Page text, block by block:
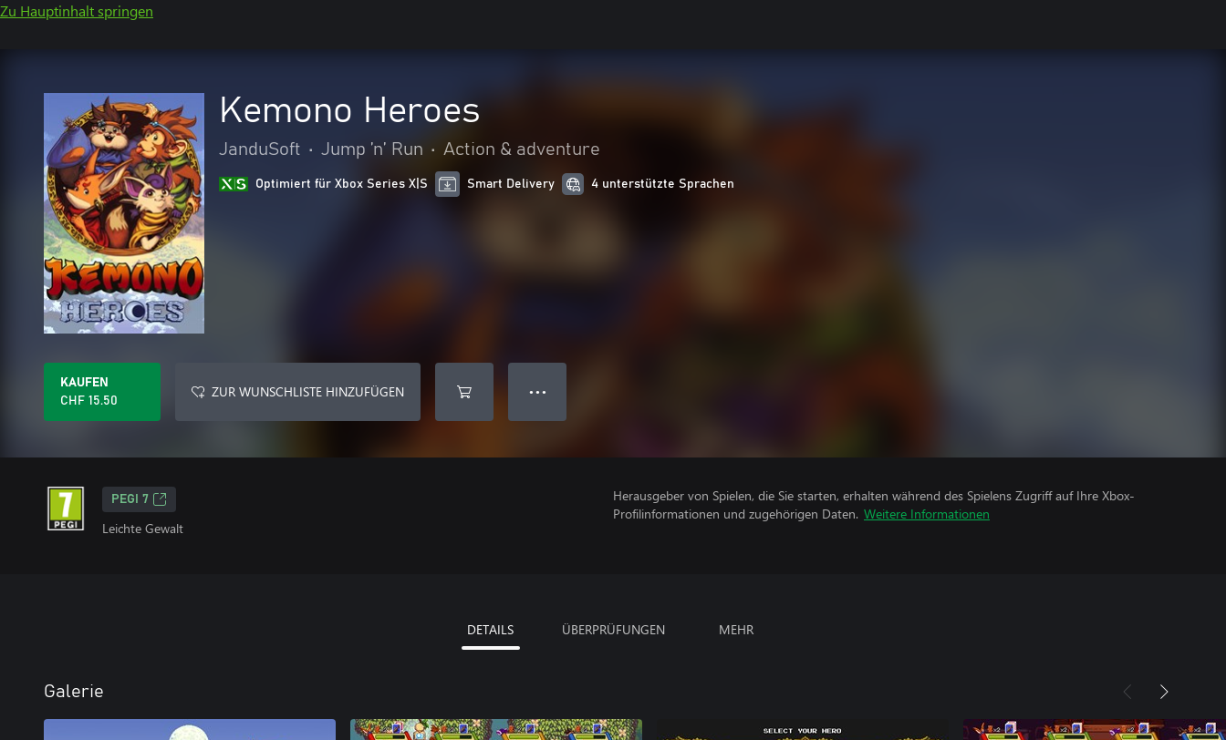
Zu Hauptinhalt springen
Kemono Heroes
JanduSoft • Jump ’n’ Run • Action & adventure
Optimiert für Xbox Series X|S Smart Delivery 4 unterstützte Sprachen
KAUFEN
CHF 15.50
ZUR WUNSCHLISTE HINZUFÜGEN ● ● ●
PEGI 7
Leichte Gewalt
Herausgeber von Spielen, die Sie starten, erhalten während des Spielens Zugriff auf Ihre Xbox-
Profilinformationen und zugehörigen Daten. Weitere Informationen
DETAILS ÜBERPRÜFUNGEN MEHR
Galerie